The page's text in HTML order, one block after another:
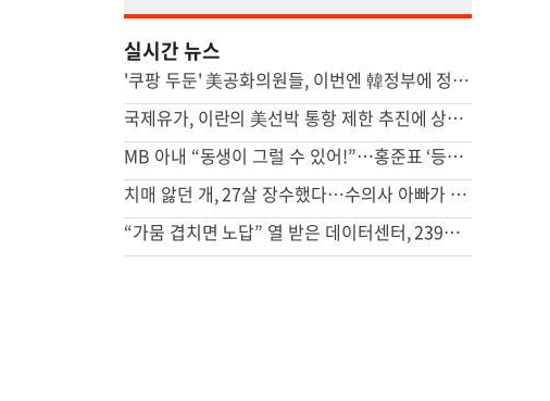
실시간 뉴스
'쿠팡 두둔' 美공화의원들, 이번엔 韓정부에 정통망법 압박 서한
국제유가, 이란의 美선박 통항 제한 추진에 상승…브렌트 4%↑
MB 아내 “동생이 그럴 수 있어!”…홍준표 ‘등짝 스매싱’ 사건 전말
치매 앓던 개, 27살 장수했다…수의사 아빠가 사료에 탄 ‘이것’
“가뭄 겹치면 노답” 열 받은 데이터센터, 239조 쓸 판 [팩플]